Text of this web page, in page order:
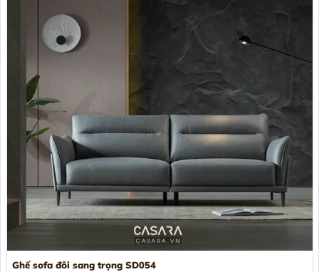
Ghế sofa đôi sang trọng SD054